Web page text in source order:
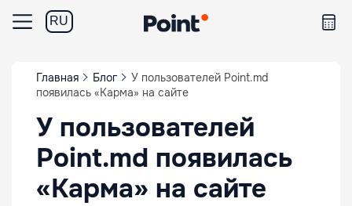
RU
Главная Блог
У пользователей Point.md
появилась «Карма» на сайте
У пользователей
Point.md появилась
«Карма» на сайте